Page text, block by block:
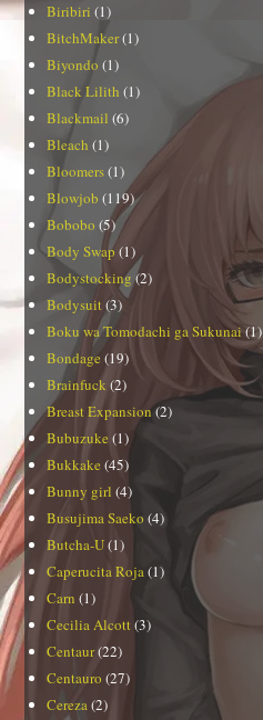
Biribiri (1)
BitchMaker(1)
Biyondo (1)
Black Lilith (1)
Blackmail (6)
Bleach (1)
Bloomers(1)
Blowjob (119)
Bobobo (5)
Body Swap (1)
Bodystocking(2)
Bodysuit(3)
Boku wa Tomodachi ga Sukunai (1)
Bondage (19)
Brainfuck (2)
Breast Expansion(2)
Bubuzuke (1)
Bukkake (45)
Bunny girl (4)
Busujima Saeko (4)
Butcha-U(1)
Caperucita Roja(1)
Carn (1)
Cecilia Alcott(3)
Centaur(22)
Centauro (27)
Cereza(2)